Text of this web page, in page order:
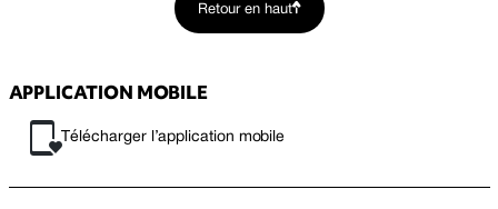
Retour en haut
APPLICATION MOBILE
Télécharger l’application mobile